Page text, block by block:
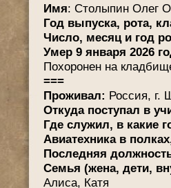
Имя: Столыпин Олег
Год выпуска, рота,
Число, месяц и год
Умер 9 января 2026
Похоронен на
===
Проживал: Россия, г.
Откуда поступал в
Где служил, в какие
Авиатехника в
Последняя
Семья (жена, дети,
Алиса, Катя